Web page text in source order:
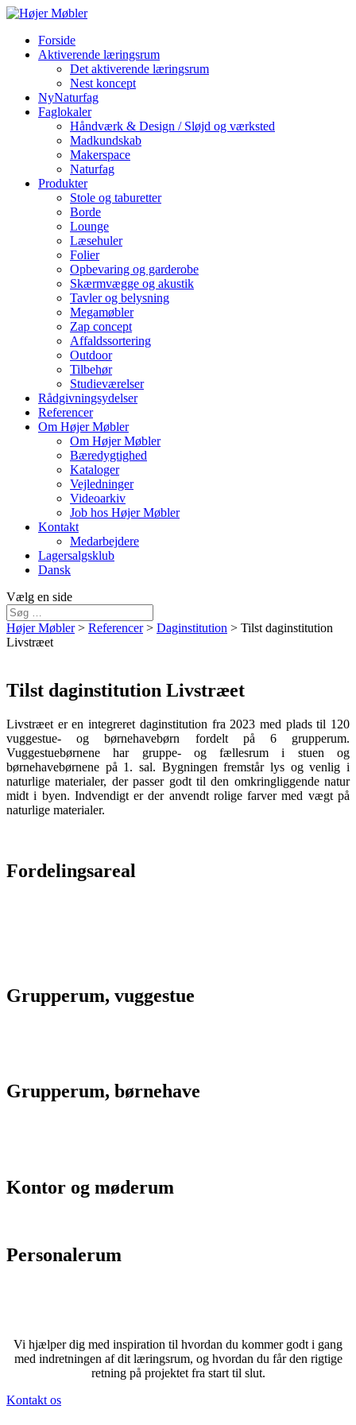
Forside
Aktiverende læringsrum
Det aktiverende læringsrum
Nest koncept
NyNaturfag
Faglokaler
Håndværk & Design / Sløjd og værksted
Madkundskab
Makerspace
Naturfag
Produkter
Stole og taburetter
Borde
Lounge
Læsehuler
Folier
Opbevaring og garderobe
Skærmvægge og akustik
Tavler og belysning
Megamøbler
Zap concept
Affaldssortering
Outdoor
Tilbehør
Studieværelser
Rådgivningsydelser
Referencer
Om Højer Møbler
Om Højer Møbler
Bæredygtighed
Kataloger
Vejledninger
Videoarkiv
Job hos Højer Møbler
Kontakt
Medarbejdere
Lagersalgsklub
Dansk
Vælg en side
Højer Møbler> Referencer> Daginstitution > Tilst daginstitution
Livstræet
Tilst daginstitution Livstræet
Livstræet er en integreret daginstitution fra 2023 med plads til 120
vuggestue- og børnehavebørn fordelt på 6 grupperum.
Vuggestuebørnene har gruppe- og fællesrum i stuen og
børnehavebørnene på 1. sal. Bygningen fremstår lys og venlig i
naturlige materialer, der passer godt til den omkringliggende natur
midt i byen. Indvendigt er der anvendt rolige farver med vægt på
naturlige materialer.
Fordelingsareal
Grupperum, vuggestue
Grupperum, børnehave
Kontor og møderum
Personalerum
Vi hjælper dig med inspiration til hvordan du kommer godt i gang
med indretningen af dit læringsrum, og hvordan du får den rigtige
retning på projektet fra start til slut.
Kontakt os